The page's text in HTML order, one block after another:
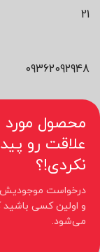
21
09362092948
محصول مورد
علاقت رو
نکردی!؟
درخواست موجودیش
و اولین کسی باشید
می‌شود.